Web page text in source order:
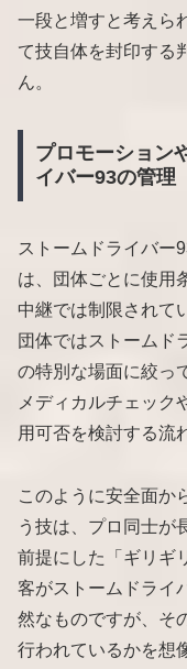
一段と増すと考えら
て技自体を封印する
ん。
プロモーション
イバー93の管理
ストームドライバー
は、団体ごとに使用
中継では制限されて
団体ではストームド
の特別な場面に絞っ
メディカルチェック
用可否を検討する流
このように安全面か
う技は、プロ同士が
前提にした「ギリギ
客がストームドライ
然なものですが、そ
行われているかを想